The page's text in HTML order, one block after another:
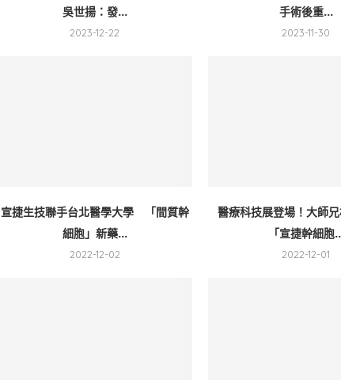
吳世揚：發...
2023-12-22
手術後重...
2023-11-30
宣捷生技聯手台北醫學大學 「間質幹
細胞」新藥...
2022-12-02
醫療科技展登場！大師
「宣捷幹細胞
2022-12-01